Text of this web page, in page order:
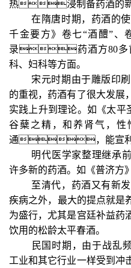
热浸制备药酒的新
在隋唐时期，药酒的
千金要方》卷七“酒醴”、
录药酒方80多
科、妇科等方面。
宋元时期由于雕版印
的重视，药酒有了很大发展
实践上升到理论。如《太平
谷蘖之精，和养肾气，
通，能宣利胃
明代医学家整理继
许多新的药酒。如《普济方
至清代，药酒又有新
疾病之外，最大的提点
为盛行，尤其是宫廷补益药
饮用的松龄太平春酒。
民国时期，由于战
工业和其它行业一样受到冲